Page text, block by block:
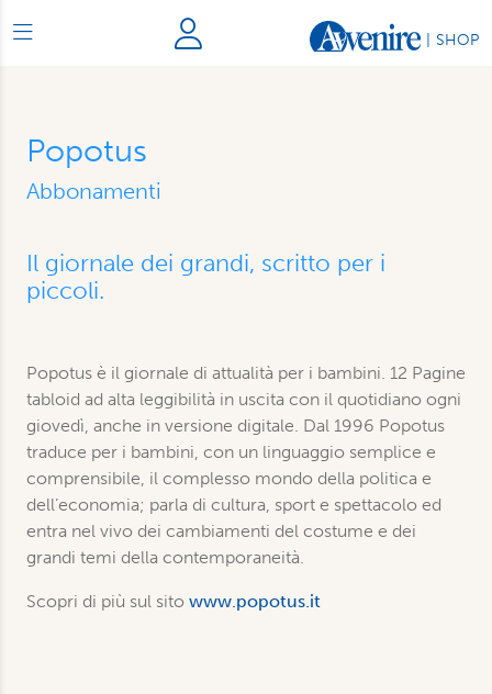
SHOP
Popotus
Abbonamenti
Il giornale dei grandi, scritto per i
piccoli.
Popotus è il giornale di attualità per i bambini. 12 Pagine
tabloid ad alta leggibilità in uscita con il quotidiano ogni
giovedì, anche in versione digitale. Dal 1996 Popotus
traduce per i bambini, con un linguaggio semplice e
comprensibile, il complesso mondo della politica e
dell’economia; parla di cultura, sport e spettacolo ed
entra nel vivo dei cambiamenti del costume e dei
grandi temi della contemporaneità.
Scopri di più sul sito www.popotus.it